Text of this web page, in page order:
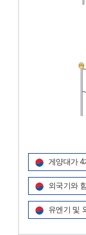
게양대가 4
외국기와
유엔기 및